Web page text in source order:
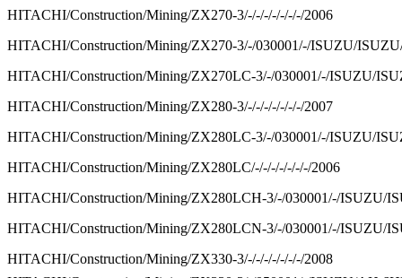
HITACHI/Construction/Mining/ZX270-3/-/-/-/-/-/-/-/2006
HITACHI/Construction/Mining/ZX270-3/-/030001/-/ISUZU/
HITACHI/Construction/Mining/ZX270LC-3/-/030001/-/ISUZU/
HITACHI/Construction/Mining/ZX280-3/-/-/-/-/-/-/-/2007
HITACHI/Construction/Mining/ZX280LC-3/-/030001/-/ISUZU/
HITACHI/Construction/Mining/ZX280LC/-/-/-/-/-/-/-/2006
HITACHI/Construction/Mining/ZX280LCH-3/-/030001/-/ISUZU/
HITACHI/Construction/Mining/ZX280LCN-3/-/030001/-/ISUZU/
HITACHI/Construction/Mining/ZX330-3/-/-/-/-/-/-/-/2008